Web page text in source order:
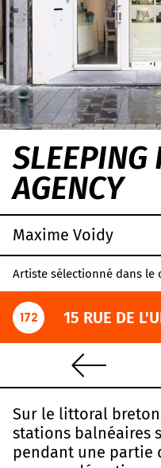
Leaflet
SLEEPING
AGENCY
Maxime Voidy
Artiste sélectionné dans le
172 15 RUE DE
Sur le littoral
stations balnéaires
pendant une partie